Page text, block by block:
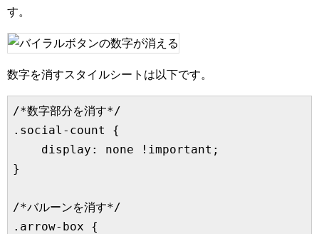
す。
数字を消すスタイルシートは以下です。
/*数字部分を消す*/
.social-count {
    display: none !important;
}
/*バルーンを消す*/
.arrow-box {